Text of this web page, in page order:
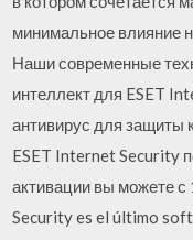
минимальное влияние
Наши современные
интеллект для ESET
антивирус для защиты
ESET Internet Security
активации вы можете
Security es el último